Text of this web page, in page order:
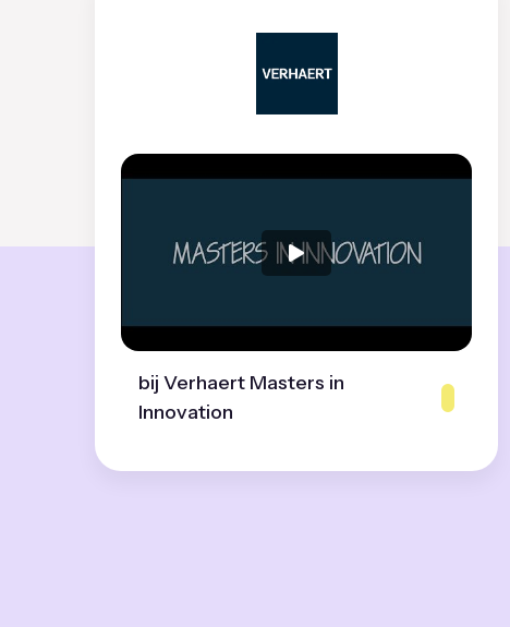
bij Verhaert Masters in
Innovation